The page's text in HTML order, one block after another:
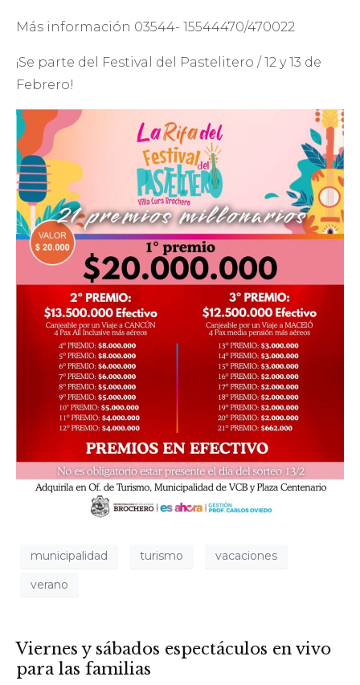
Más información 03544- 15544470/470022
¡Se parte del Festival del Pastelitero / 12 y 13 de
Febrero!
municipalidad turismo
vacaciones
verano
Viernes y sábados espectáculos en vivo
para las familias